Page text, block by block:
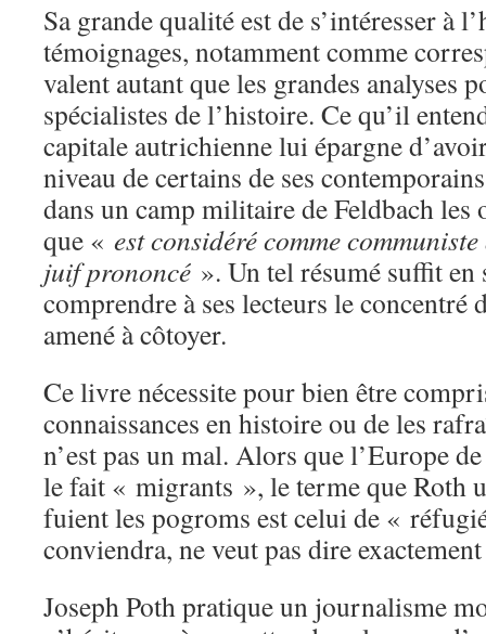
Sa grande qualité est de s’intéresser à
témoignages, notamment comme
valent autant que les grandes analyses
spécialistes de l’histoire. Ce qu’il
capitale autrichienne lui épargne
niveau de certains de ses
dans un camp militaire de Feldbach les
que « est considéré comme
juif prononcé ». Un tel résumé suffit en
comprendre à ses lecteurs le concentré
amené à côtoyer.
Ce livre nécessite pour bien être
connaissances en histoire ou de les
n’est pas un mal. Alors que l’Europe
le fait « migrants », le terme que Roth
fuient les pogroms est celui de «
conviendra, ne veut pas dire
Joseph Poth pratique un journalisme